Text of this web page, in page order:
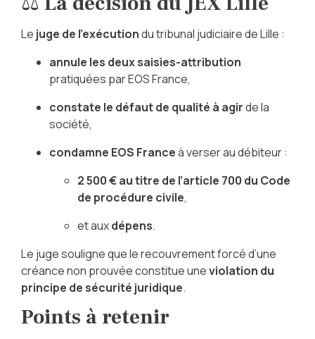
Le juge de l’exécutiondu tribunal judiciaire de Lille :
annule les deux saisies-attribution
pratiquées par EOS France,
constate le défaut de qualité à agirde la
société,
condamne EOS Franceà verser au débiteur :
2 500 € au titre de l’article 700 du Code
de procédure civile,
et auxdépens.
Le juge souligne que le recouvrement forcé d’une
créance non prouvée constitue uneviolation du
principe de sécurité juridique.
Points à retenir